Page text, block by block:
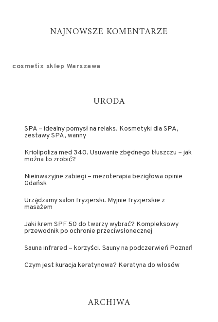
NAJNOWSZE KOMENTARZE
cosmetix sklep Warszawa
URODA
SPA – idealny pomysł na relaks. Kosmetyki dla SPA,
zestawy SPA, wanny
Kriolipoliza med 340. Usuwanie zbędnego tłuszczu – jak
można to zrobić?
Nieinwazyjne zabiegi – mezoterapia bezigłowa opinie
Gdańsk
Urządzamy salon fryzjerski. Myjnie fryzjerskie z
masażem
Jaki krem SPF 50 do twarzy wybrać? Kompleksowy
przewodnik po ochronie przeciwsłonecznej
Sauna infrared – korzyści. Sauny na podczerwień Poznań
Czym jest kuracja keratynowa? Keratyna do włosów
ARCHIWA